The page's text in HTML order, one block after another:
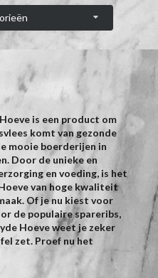
is een product om
komt van gezonde
mooie boerderijen in
Door de unieke en
en voeding, is het
van hoge kwaliteit
Of je nu kiest voor
de populaire spareribs,
Hoeve weet je zeker
zet. Proef nu het